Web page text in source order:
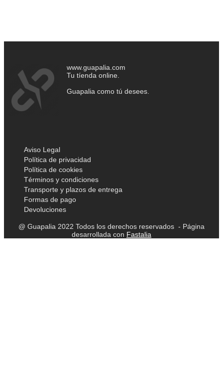
www.guapalia.com
Tu tíenda online.
Guapalia como tú desees.
Aviso Legal
Política de privacidad
Política de cookies
Términos y condiciones
Transporte y plazos de entrega
Formas de pago
Devoluciones
@ Guapalia 2022 Todos los derechos reservados - Página
desarrollada con Fastalia